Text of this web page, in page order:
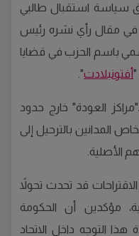
سياسة استقبال طالبي
في مقال رأي نشره رئيس
باسم الحزب في قضايا
"أفتونبلادت".
العودة" خارج حدود
المدانين بالترحيل إلى
الأصلية.
قد تحدث تحولاً
مؤكدين أن الحكومة
هذا التوجه داخل الاتحاد